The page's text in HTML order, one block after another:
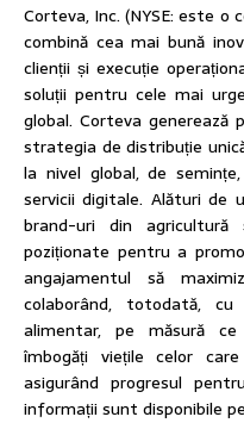
Corteva, Inc. (NYSE: este o
combină cea mai bună
clienții și execuție
soluții pentru cele mai
global. Corteva
strategia de distribuție
la nivel global, de
servicii digitale. Alături de
brand-uri din agricultură
poziționate pentru a
angajamentul să
colaborând, totodată,
alimentar, pe măsură
îmbogăți viețile celor
asigurând progresul
informații sunt disponibile pe